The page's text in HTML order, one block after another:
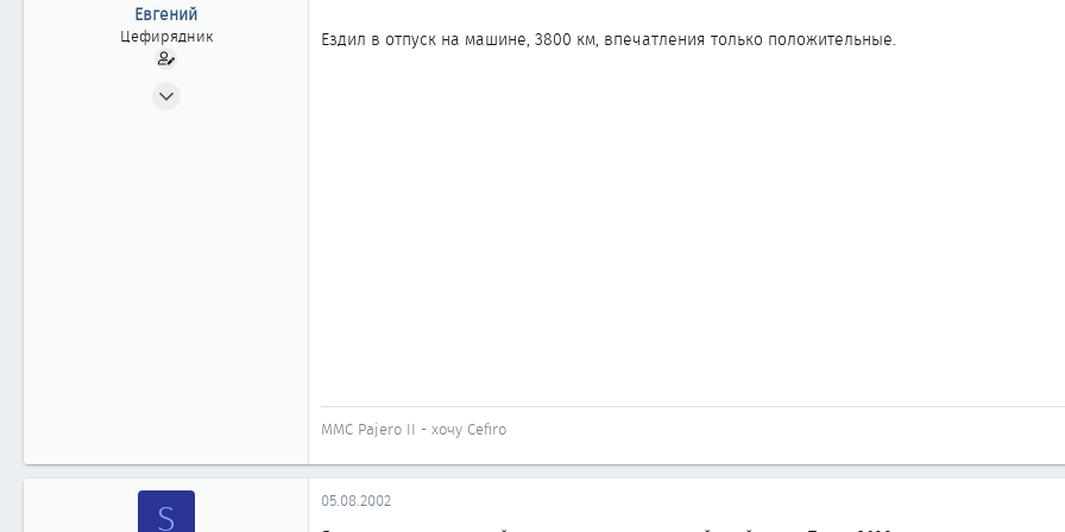
а
Евгений
Цефирядник Ездил в отпуск на машине, 3800 км, впечатления только положительные.
MMC Pajero II - хочу Cefiro
S 05.08.2002